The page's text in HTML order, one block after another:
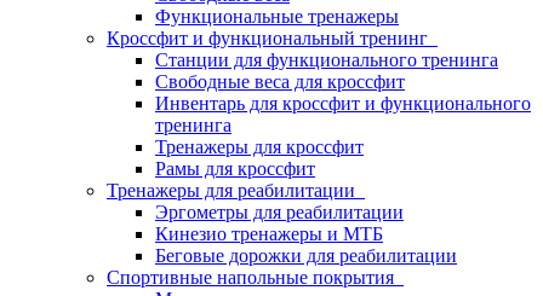
Функциональные тренажеры
Кроссфит и функциональный тренинг
Станции для функционального тренинга
Свободные веса для кроссфит
Инвентарь для кроссфит и функционального
тренинга
Тренажеры для кроссфит
Рамы для кроссфит
Тренажеры для реабилитации
Эргометры для реабилитации
Кинезио тренажеры и МТБ
Беговые дорожки для реабилитации
Спортивные напольные покрытия